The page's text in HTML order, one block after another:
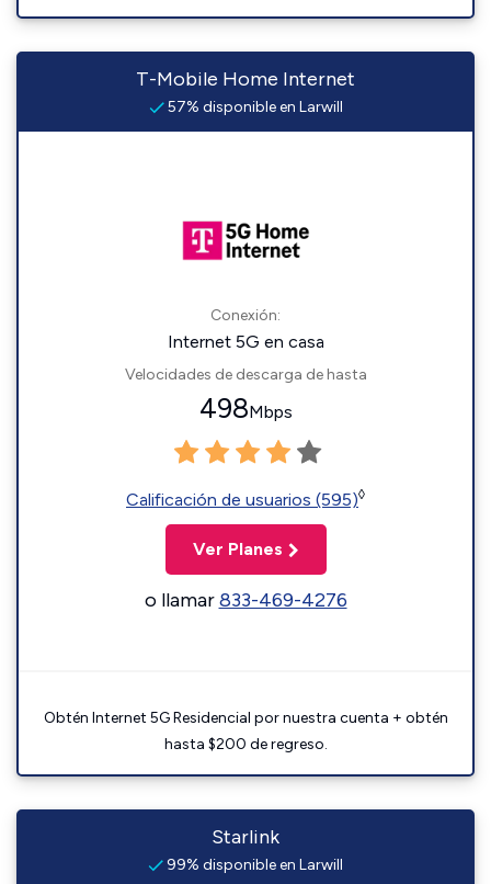
T-Mobile Home Internet
57% disponible en Larwill
Conexión:
Internet 5G en casa
Velocidades de descarga de hasta
498Mbps
Calificación de usuarios (595)◊
Ver Planes
o llamar833-469-4276
Obtén Internet 5G Residencial por nuestra cuenta + obtén
hasta $200 de regreso.
Starlink
99% disponible en Larwill